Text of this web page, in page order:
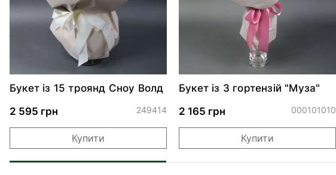
Букет із 15 троянд Сноу Волд
2 595 грн
249414
Купити
Букет із 3 гортензій "Муза"
2 165 грн
000101010
Купити